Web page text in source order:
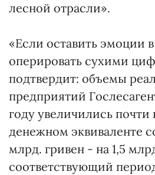
лесной отрасли».
«Если оставить эмоции
оперировать сухими
подтвердит: объемы
предприятий
году увеличились почти
денежном эквиваленте
млрд. гривен - на 1,5
соответствующий